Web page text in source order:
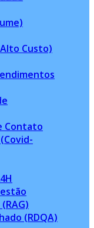
Custo)
Contato
(RDQA)